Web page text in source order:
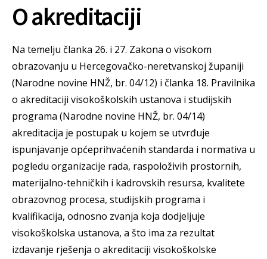
O akreditaciji
Na temelju članka 26. i 27. Zakona o visokom
obrazovanju u Hercegovačko-neretvanskoj županiji
(Narodne novine HNŽ, br. 04/12) i članka 18. Pravilnika
o akreditaciji visokoškolskih ustanova i studijskih
programa (Narodne novine HNŽ, br. 04/14)
akreditacija je postupak u kojem se utvrđuje
ispunjavanje općeprihvaćenih standarda i normativa u
pogledu organizacije rada, raspoloživih prostornih,
materijalno-tehničkih i kadrovskih resursa, kvalitete
obrazovnog procesa, studijskih programa i
kvalifikacija, odnosno zvanja koja dodjeljuje
visokoškolska ustanova, a što ima za rezultat
izdavanje rješenja o akreditaciji visokoškolske